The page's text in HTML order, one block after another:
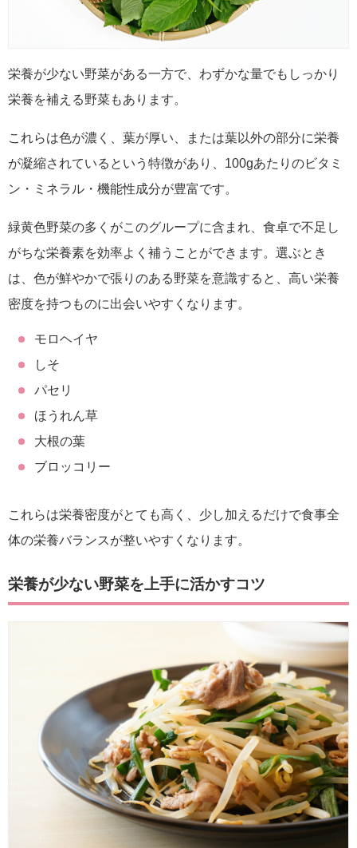
栄養が少ない野菜がある一方で、わずかな量でもしっかり
栄養を補える野菜もあります。
これらは色が濃く、葉が厚い、または葉以外の部分に栄養
が凝縮されているという特徴があり、100gあたりのビタミ
ン・ミネラル・機能性成分が豊富です。
緑黄色野菜の多くがこのグループに含まれ、食卓で不足し
がちな栄養素を効率よく補うことができます。選ぶとき
は、色が鮮やかで張りのある野菜を意識すると、高い栄養
密度を持つものに出会いやすくなります。
モロヘイヤ
しそ
パセリ
ほうれん草
大根の葉
ブロッコリー
これらは栄養密度がとても高く、少し加えるだけで食事全
体の栄養バランスが整いやすくなります。
栄養が少ない野菜を上手に活かすコツ